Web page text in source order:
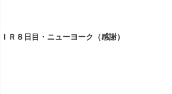
ＩＲ８日目・ニューヨーク（感謝）